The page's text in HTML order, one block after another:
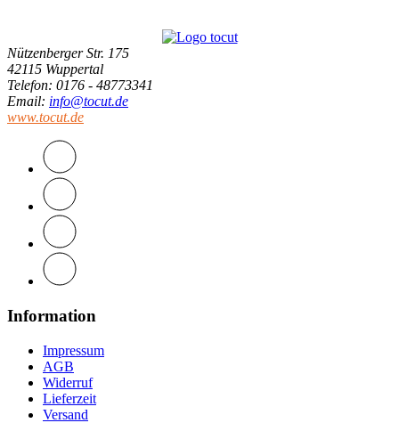
Nützenberger Str. 175
42115 Wuppertal
Telefon: 0176 - 48773341
Email: info@tocut.de
www.tocut.de
Information
Impressum
AGB
Widerruf
Lieferzeit
Versand